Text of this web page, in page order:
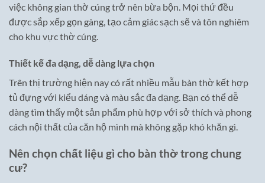
việc không gian thờ cúng trở nên bừa bộn. Mọi thứ đều
được sắp xếp gọn gàng, tạo cảm giác sạch sẽ và tôn nghiêm
cho khu vực thờ cúng.
Thiết kế đa dạng, dễ dàng lựa chọn
Trên thị trường hiện nay có rất nhiều mẫu bàn thờ kết hợp
tủ đựng với kiểu dáng và màu sắc đa dạng. Bạn có thể dễ
dàng tìm thấy một sản phẩm phù hợp với sở thích và phong
cách nội thất của căn hộ mình mà không gặp khó khăn gì.
Nên chọn chất liệu gì cho bàn thờ trong chung
cư?